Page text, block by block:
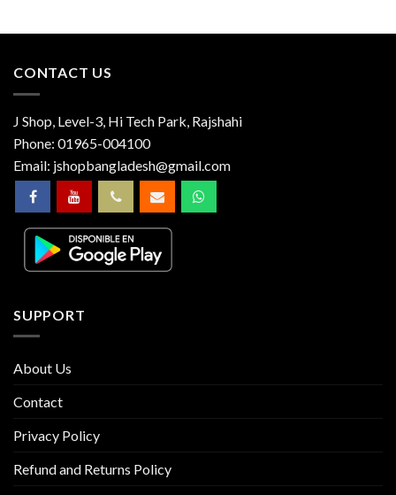
CONTACT US
J Shop, Level-3, Hi Tech Park, Rajshahi
Phone: 01965-004100
Email: jshopbangladesh@gmail.com
SUPPORT
About Us
Contact
Privacy Policy
Refund and Returns Policy